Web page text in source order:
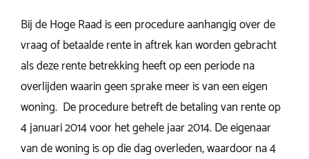
Bij de Hoge Raad is een procedure aanhangig over de
vraag of betaalde rente in aftrek kan worden gebracht
als deze rente betrekking heeft op een periode na
overlijden waarin geen sprake meer is van een eigen
woning. De procedure betreft de betaling van rente op
4 januari 2014 voor het gehele jaar 2014. De eigenaar
van de woning is op die dag overleden, waardoor na 4